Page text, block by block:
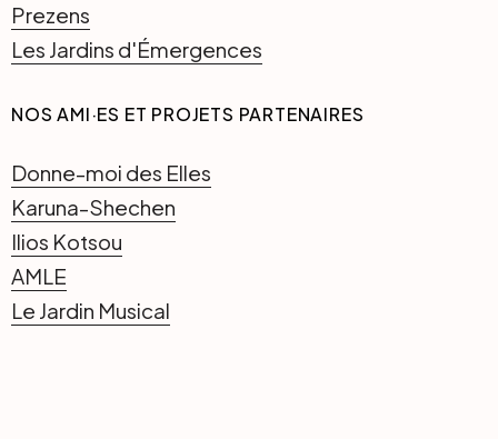
Prezens
Les Jardins d'Émergences
NOS AMI·ES ET PROJETS PARTENAIRES
Donne-moi des Elles
Karuna-Shechen
Ilios Kotsou
AMLE
Le Jardin Musical